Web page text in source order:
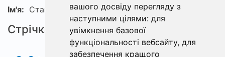
вашого досвіду перегляду з
наступними цілями: для
увімкнення базової
функціональності вебсайту, для
забезпечення кращого
Ім'я: Станислав
Стрічка